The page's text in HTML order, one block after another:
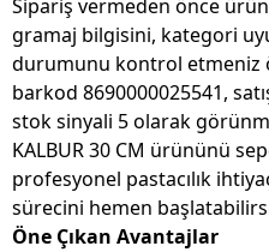
Sipariş vermeden önce
gramaj bilgisini, kategori
durumunu kontrol etmeniz
barkod 8690000025541,
stok sinyali 5 olarak
KALBUR 30 CM ürününü
profesyonel pastacılık
sürecini hemen
Öne Çıkan Avantajlar